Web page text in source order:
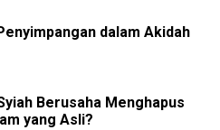
dalam Akidah
Berusaha Menghapus
yang Asli?